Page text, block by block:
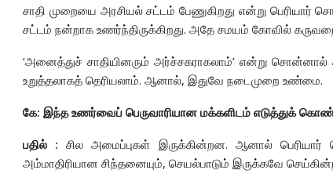
சாதி முறையை அரசியல் சட்டம் பேணுகிறது என்று
சட்டம் நன்றாக உணர்ந்திருக்கிறது. அதே சமயம் கோவில்
‘அனைத்துச் சாதியினரும் அர்ச்சகராகலாம்’ என்று
உறுத்தலாகத் தெரியலாம். ஆனால், இதுவே நடைமுறை உண்மை.
கே: இந்த உணர்வைப் பெருவாரியான மக்களிடம் எடுத்துக்
பதில் : சில அமைப்புகள் இருக்கின்றன. ஆனால்
அம்மாதிரியான சிந்தனையும், செயல்பாடும் இருக்கவே